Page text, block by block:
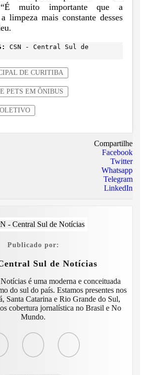
“É muito importante que a
limpeza mais constante desses
CSN - Central Sul de
DE CURITIBA
PETS EM ÔNIBUS
Compartilhe
Facebook
Twitter
Whatsapp
Telegram
LinkedIn
Publicado por:
Sul de Notícias
é uma moderna e conceituada
nos
Santa Catarina e Rio Grande do Sul,
cobertura jornalística no Brasil e No
Mundo.